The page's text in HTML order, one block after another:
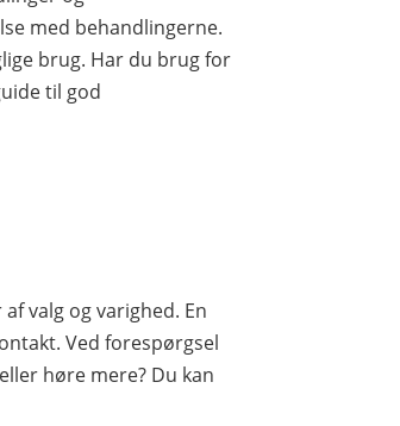
med behandlingerne.
brug. Har du brug for
til god
valg og varighed. En
Ved forespørgsel
høre mere? Du kan